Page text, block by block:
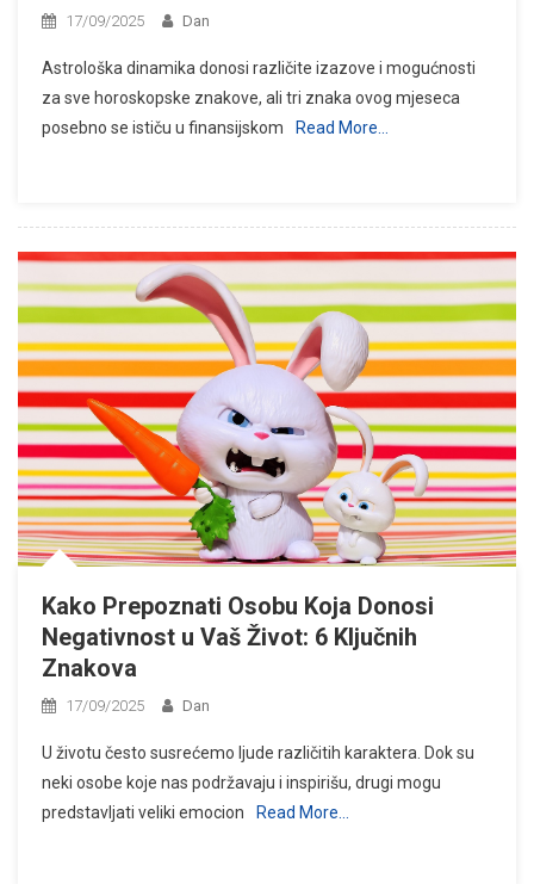
17/09/2025 Dan
Astrološka dinamika donosi različite izazove i mogućnosti
za sve horoskopske znakove, ali tri znaka ovog mjeseca
posebno se ističu u finansijskom
Read More…
Kako Prepoznati Osobu Koja Donosi
Negativnost u Vaš Život: 6 Ključnih
Znakova
17/09/2025 Dan
U životu često susrećemo ljude različitih karaktera. Dok su
neki osobe koje nas podržavaju i inspirišu, drugi mogu
predstavljati veliki emocion
Read More…